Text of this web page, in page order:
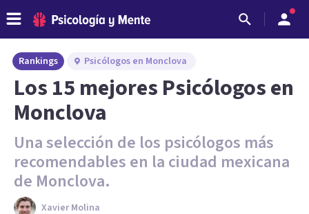
Rankings Psicólogos en Monclova
Los 15 mejores Psicólogos en
Monclova
Una selección de los psicólogos más
recomendables en la ciudad mexicana
de Monclova.
Xavier Molina